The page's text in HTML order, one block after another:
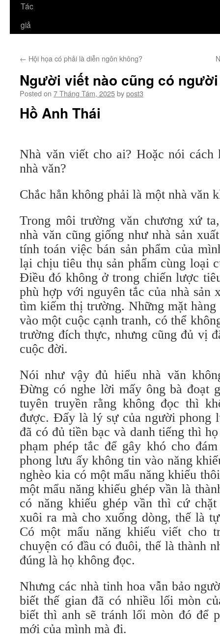
Tác
giả
← Hội họa có phải là diễn ngôn không?
Người viết nào cũng có
Posted on 7 Tháng Tám, 2025bypost3
Hồ Anh Thái
Nhà văn viết cho ai? Hoặc nói cách
nhà văn?
Chắc hẳn không phải là một nhà văn
Trong môi trường văn chương xứ
nhà văn cũng giống như nhà sản
tính toán việc bán sản phẩm của
lại chịu tiêu thụ sản phẩm cùng loại
Điều đó không ở trong chiến lược
phù hợp với nguyên tắc của nhà sản
tìm kiếm thị trường. Những mặt
vào một cuộc cạnh tranh, có thể
trường đích thực, nhưng cũng đủ vị
cuộc đời.
Nói như vậy đủ hiểu nhà văn
Đừng có nghe lời mấy ông bà đoạt
tuyên truyền rằng không đọc thì
được. Đấy là lý sự của người phong
đã có đủ tiền bạc và danh tiếng thì
phạm phép tắc để gây khó cho
phong lưu ấy không tin vào năng
nghèo kia có một mẩu năng khiếu
một mẩu năng khiếu ghép vần là
có năng khiếu ghép vần thì cứ
xuôi ra mà cho xuống dòng, thế là
Có một mẩu năng khiếu viết cho
chuyện có đầu có đuôi, thế là thành
đúng là họ không đọc.
Nhưng các nhà tinh hoa vẫn bảo
biết thế gian đã có nhiều lối mòn
biết thì anh sẽ tránh lối mòn đó để
mới của mình mà đi.